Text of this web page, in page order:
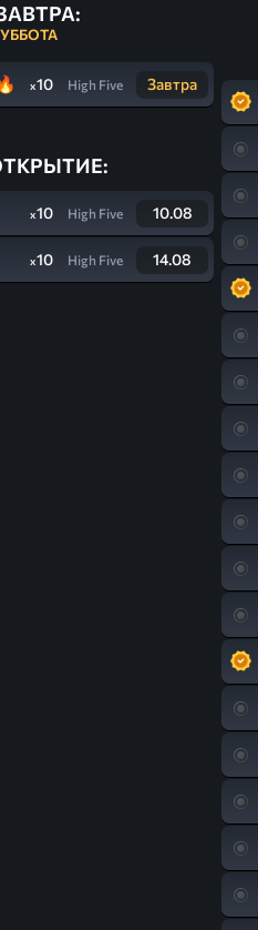
x10 High Five Завтра
x10 High Five 10.08
x10 High Five 14.08